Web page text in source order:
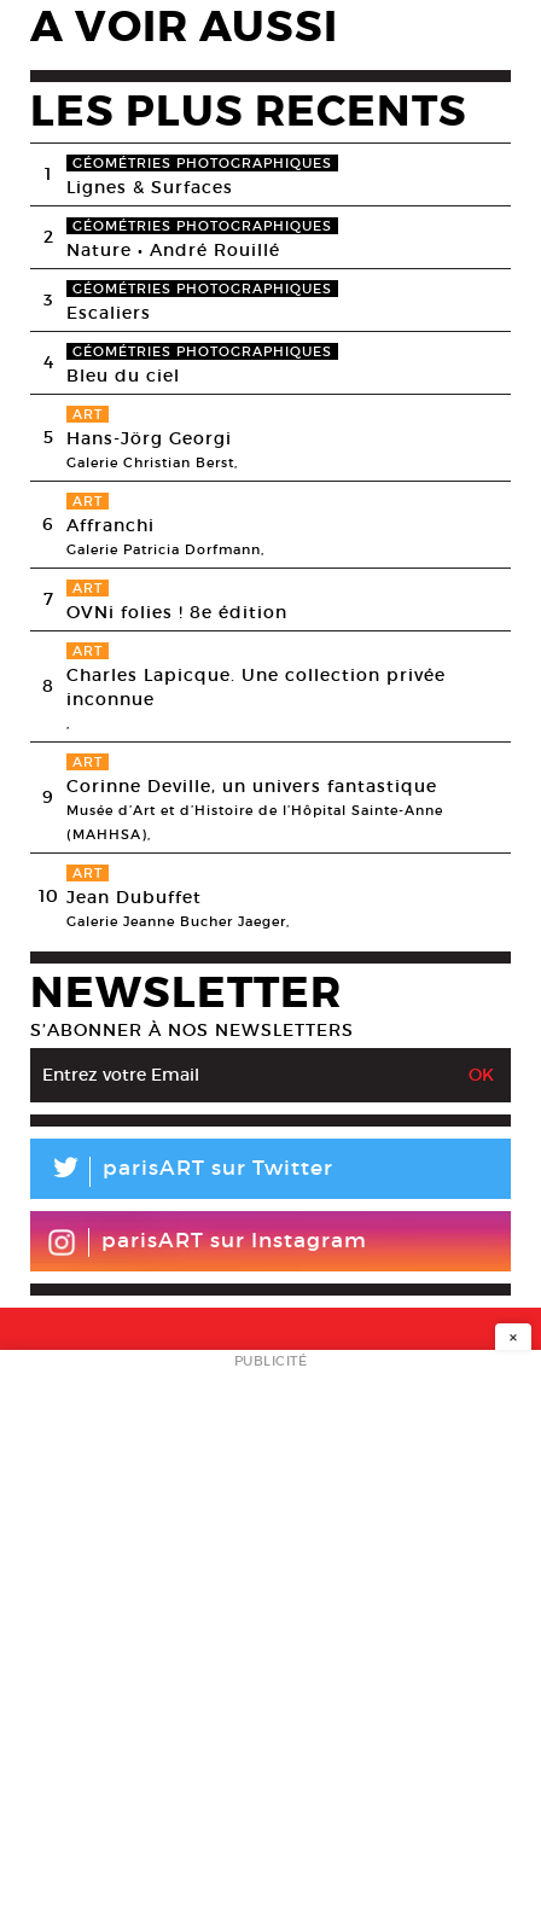
A VOIR AUSSI
LES PLUS RECENTS
1 GÉOMÉTRIES PHOTOGRAPHIQUES
Lignes & Surfaces
2 GÉOMÉTRIES PHOTOGRAPHIQUES
Nature • André Rouillé
3 GÉOMÉTRIES PHOTOGRAPHIQUES
Escaliers
4 GÉOMÉTRIES PHOTOGRAPHIQUES
Bleu du ciel
5
ART
Hans-Jörg Georgi
Galerie Christian Berst,
6
ART
Affranchi
Galerie Patricia Dorfmann,
7 ART
OVNi folies ! 8e édition
8
ART
Charles Lapicque. Une collection privée
inconnue
,
9
ART
Corinne Deville, un univers fantastique
Musée d’Art et d’Histoire de l’Hôpital Sainte-Anne
(MAHHSA),
10
ART
Jean Dubuffet
Galerie Jeanne Bucher Jaeger,
NEWSLETTER
S’ABONNER À NOS NEWSLETTERS
L parisART sur Twitter
parisART sur Instagram
NEWSLETTER
×
PUBLICITÉ